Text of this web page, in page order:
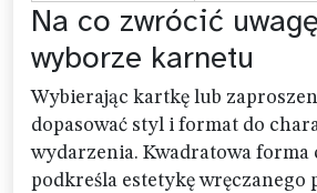
Na co zwrócić
wyborze karnetu
Wybierając kartkę lub
dopasować styl i format do
wydarzenia. Kwadratowa forma
podkreśla estetykę wręczanego